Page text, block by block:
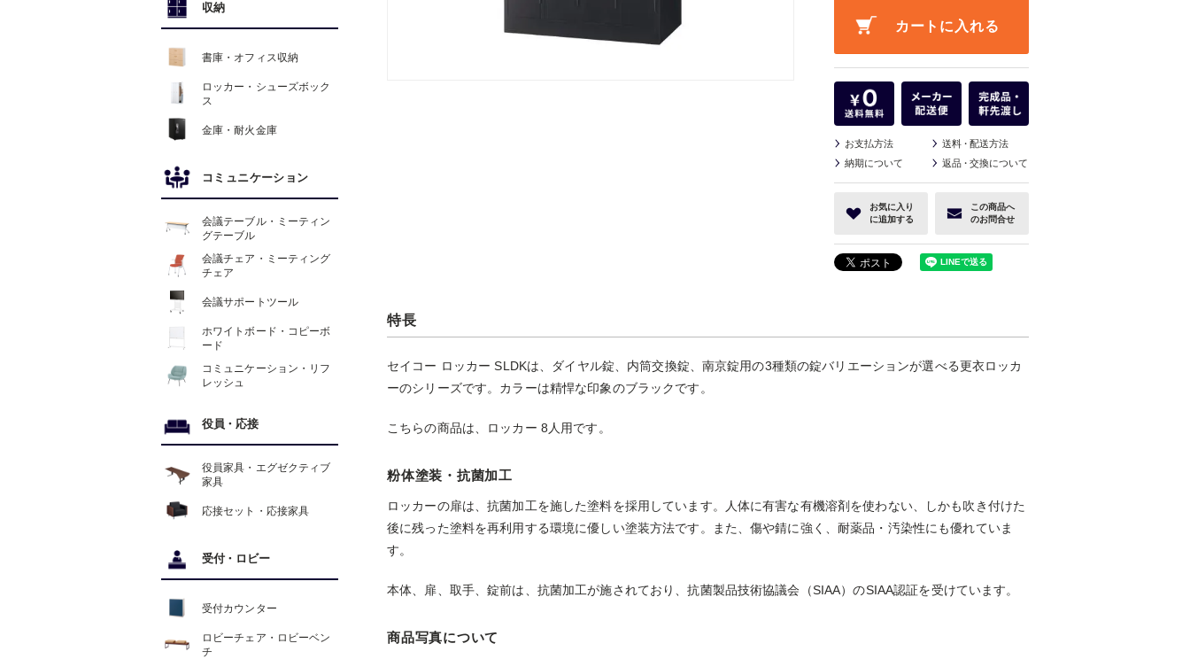
お支払方法 送料・配送方法
納期について
返品・交換について
お気に入り
に追加する
この商品へ
のお問合せ
特長
セイコー ロッカー SLDKは、ダイヤル錠、内筒交換錠、南京錠用の3種類の錠バリエーションが選べる更衣ロッカ
ーのシリーズです。カラーは精悍な印象のブラックです。
こちらの商品は、ロッカー 8人用です。
粉体塗装・抗菌加工
ロッカーの扉は、抗菌加工を施した塗料を採用しています。人体に有害な有機溶剤を使わない、しかも吹き付けた
後に残った塗料を再利用する環境に優しい塗装方法です。また、傷や錆に強く、耐薬品・汚染性にも優れていま
す。
本体、扉、取手、錠前は、抗菌加工が施されており、抗菌製品技術協議会（SIAA）のSIAA認証を受けています。
商品写真について
収納
書庫・オフィス収納
ロッカー・シューズボック
ス
金庫・耐火金庫
コミュニケーション
会議テーブル・ミーティン
グテーブル
会議チェア・ミーティング
チェア
会議サポートツール
ホワイトボード・コピーボ
ード
コミュニケーション・リフ
レッシュ
役員 ・応接
役員家具・エグゼクティブ
家具
応接セット・応接家具
受付・ ロビー
受付カウンター
ロビーチェア・ロビーベン
チ